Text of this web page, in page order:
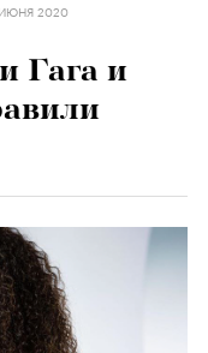
2020
Гага и